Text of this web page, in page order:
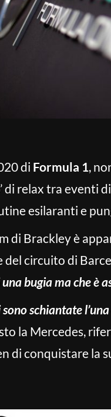
di Formula 1,
di relax tra eventi
esilaranti e
di Brackley è
circuito di
bugia ma che è
schiantate
la Mercedes,
di conquistare la